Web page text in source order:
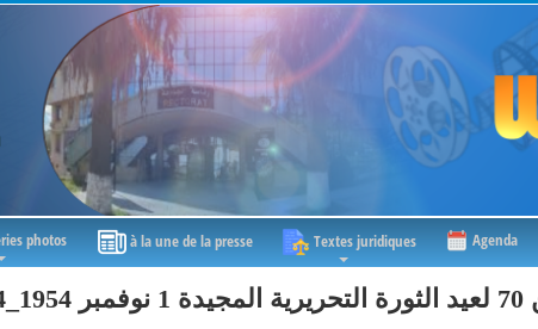
photos à la une de la presse Textes juridiques Agenda